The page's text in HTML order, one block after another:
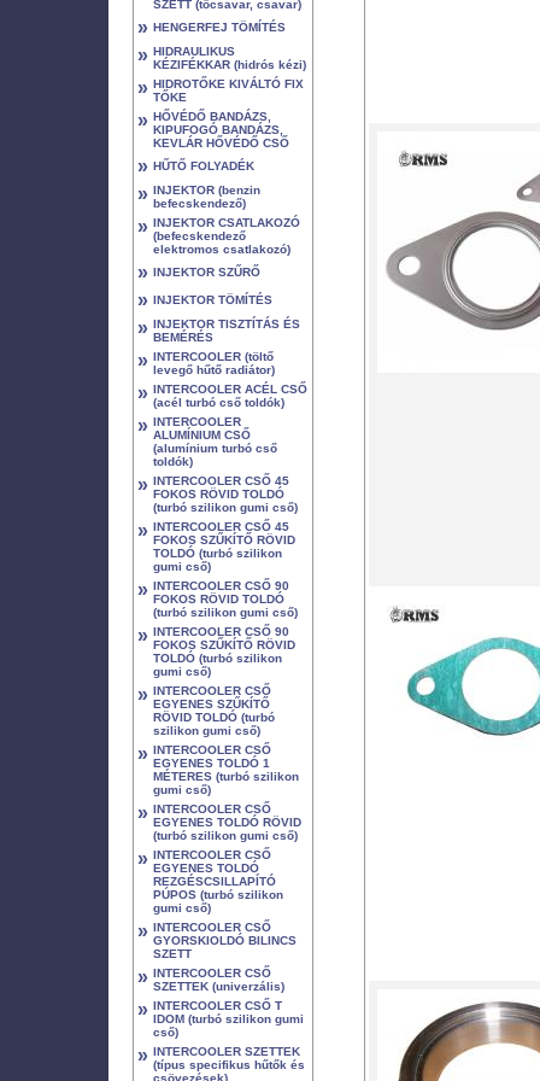
SZETT (tőcsavar, csavar)
» HENGERFEJ TÖMÍTÉS
» HIDRAULIKUS
KÉZIFÉKKAR (hidrós kézi)
» HIDROTŐKE KIVÁLTÓ FIX
TŐKE
» HŐVÉDŐ BANDÁZS,
KIPUFOGÓ BANDÁZS,
KEVLÁR HŐVÉDŐ CSŐ
» HŰTŐ FOLYADÉK
» INJEKTOR (benzin
befecskendező)
» INJEKTOR CSATLAKOZÓ
(befecskendező
elektromos csatlakozó)
» INJEKTOR SZŰRŐ
» INJEKTOR TÖMÍTÉS
» INJEKTOR TISZTÍTÁS ÉS
BEMÉRÉS
» INTERCOOLER (töltő
levegő hűtő radiátor)
» INTERCOOLER ACÉL CSŐ
(acél turbó cső toldók)
» INTERCOOLER
ALUMÍNIUM CSŐ
(alumínium turbó cső
toldók)
» INTERCOOLER CSŐ 45
FOKOS RÖVID TOLDÓ
(turbó szilikon gumi cső)
» INTERCOOLER CSŐ 45
FOKOS SZŰKÍTŐ RÖVID
TOLDÓ (turbó szilikon
gumi cső)
» INTERCOOLER CSŐ 90
FOKOS RÖVID TOLDÓ
(turbó szilikon gumi cső)
» INTERCOOLER CSŐ 90
FOKOS SZŰKÍTŐ RÖVID
TOLDÓ (turbó szilikon
gumi cső)
» INTERCOOLER CSŐ
EGYENES SZŰKÍTŐ
RÖVID TOLDÓ (turbó
szilikon gumi cső)
» INTERCOOLER CSŐ
EGYENES TOLDÓ 1
MÉTERES (turbó szilikon
gumi cső)
» INTERCOOLER CSŐ
EGYENES TOLDÓ RÖVID
(turbó szilikon gumi cső)
» INTERCOOLER CSŐ
EGYENES TOLDÓ
REZGÉSCSILLAPÍTÓ
PÚPOS (turbó szilikon
gumi cső)
» INTERCOOLER CSŐ
GYORSKIOLDÓ BILINCS
SZETT
» INTERCOOLER CSŐ
SZETTEK (univerzális)
» INTERCOOLER CSŐ T
IDOM (turbó szilikon gumi
cső)
» INTERCOOLER SZETTEK
(típus specifikus hűtők és
csövezések)